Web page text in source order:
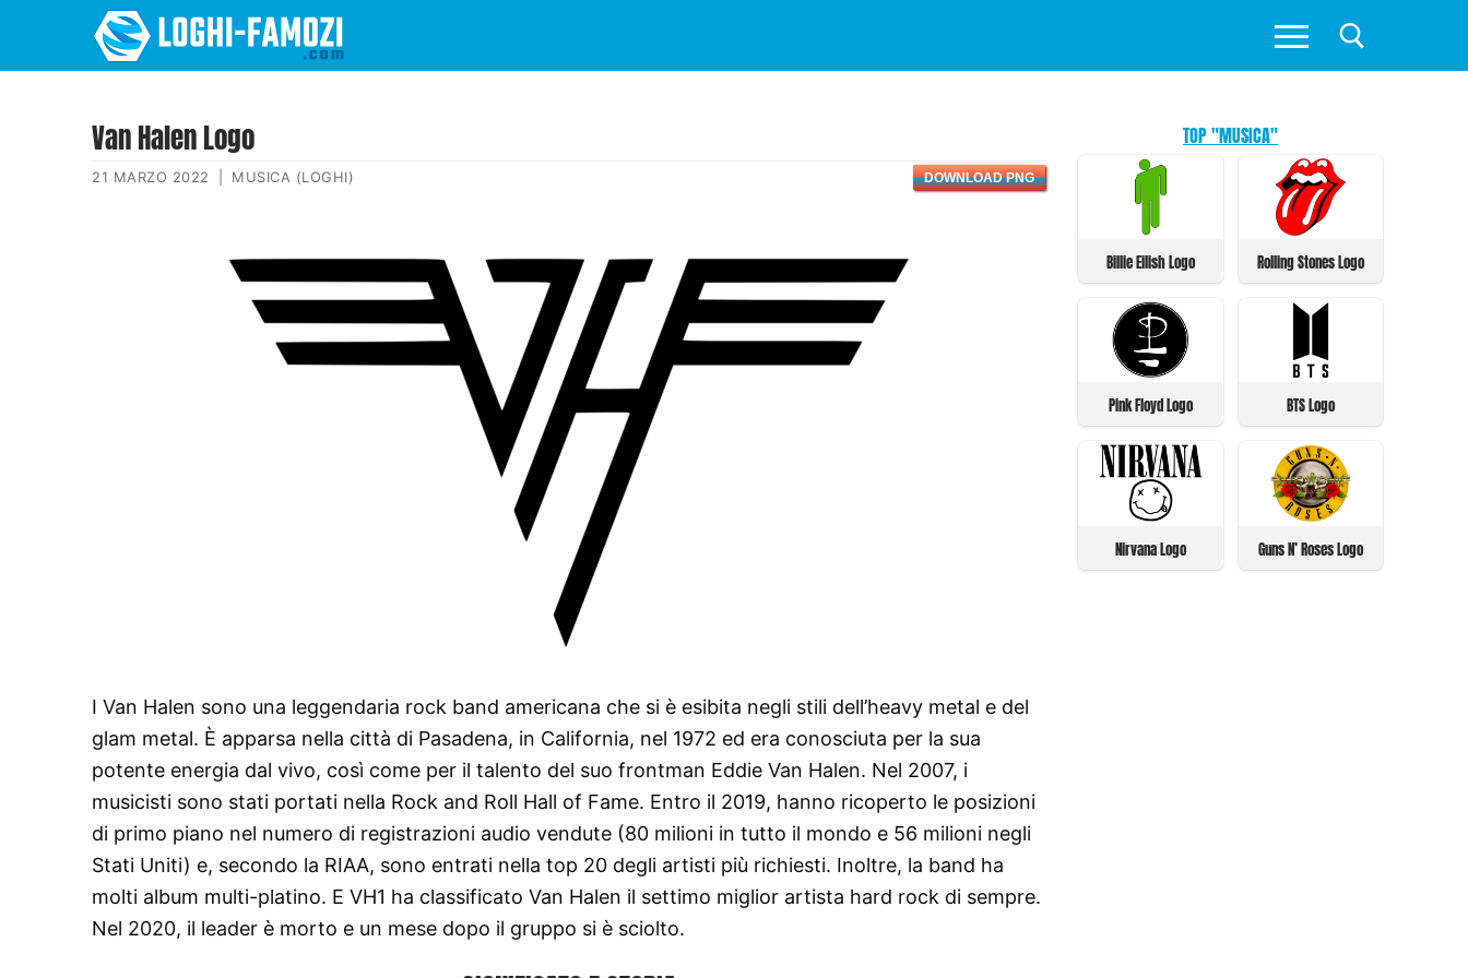
Van Halen Logo
21 MARZO 2022 MUSICA (LOGHI) DOWNLOAD PNG
I Van Halen sono una leggendaria rock band americana che si è esibita negli stili dell’heavy metal e del
glam metal. È apparsa nella città di Pasadena, in California, nel 1972 ed era conosciuta per la sua
potente energia dal vivo, così come per il talento del suo frontman Eddie Van Halen. Nel 2007, i
musicisti sono stati portati nella Rock and Roll Hall of Fame. Entro il 2019, hanno ricoperto le posizioni
di primo piano nel numero di registrazioni audio vendute (80 milioni in tutto il mondo e 56 milioni negli
Stati Uniti) e, secondo la RIAA, sono entrati nella top 20 degli artisti più richiesti. Inoltre, la band ha
molti album multi-platino. E VH1 ha classificato Van Halen il settimo miglior artista hard rock di sempre.
Nel 2020, il leader è morto e un mese dopo il gruppo si è sciolto.
TOP "MUSICA"
Billie Eilish Logo Rolling Stones Logo
Pink Floyd Logo BTS Logo
Nirvana Logo Guns N’ Roses Logo